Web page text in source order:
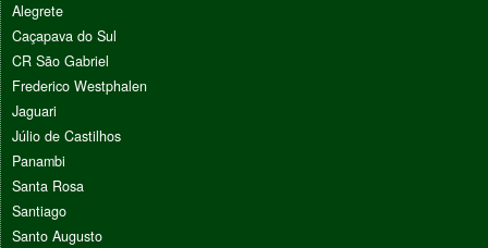
Alegrete
Caçapava do Sul
CR São Gabriel
Frederico Westphalen
Jaguari
Júlio de Castilhos
Panambi
Santa Rosa
Santiago
Santo Augusto